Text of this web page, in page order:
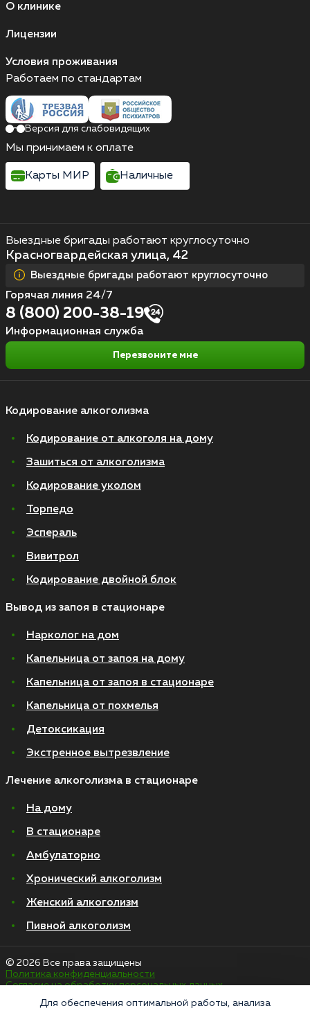
О клинике
Лицензии
Условия проживания
Кодирование алкоголизма
Кодирование от алкоголя на дому
Зашиться от алкоголизма
Кодирование уколом
Торпедо
Эспераль
Вивитрол
Кодирование двойной блок
Вывод из запоя в стационаре
Нарколог на дом
Капельница от запоя на дому
Капельница от запоя в стационаре
Капельница от похмелья
Детоксикация
Экстренное вытрезвление
Лечение алкоголизма в стационаре
На дому
В стационаре
Амбулаторно
Хронический алкоголизм
Женский алкоголизм
Пивной алкоголизм
Выездные бригады работают круглосуточно
Красногвардейская улица, 42
Выездные бригады работают круглосуточно
Горячая линия 24/7
8 (800) 200-38-19
Информационная служба
Перезвоните мне
Работаем по стандартам
Версия для слабовидящих
Мы принимаем к оплате
Карты МИР Наличные
© 2026 Все права защищены
Политика конфиденциальности
Согласие на обработку персональных данных
Для обеспечения оптимальной работы, анализа